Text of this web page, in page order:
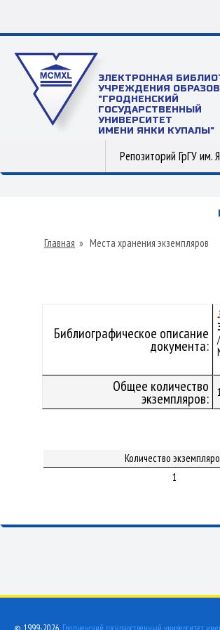
ЭЛЕКТРОННАЯ
УЧРЕЖДЕНИЯ
"ГРОДНЕНСКИЙ
ГОСУДАРСТВЕННЫЙ
УНИВЕРСИТЕТ
ИМЕНИ ЯНКИ КУПАЛЫ"
Репозиторий ГрГУ им.
Главная » Места хранения экземпляров
Библиографическое описание
документа:
Общее количество
экземпляров: 1
Количество
1